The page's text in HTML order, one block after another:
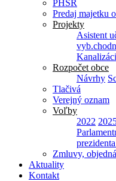
PHSR
Predaj majetku
Projekty
Asistent
Rozpočet obce
Návrhy
Tlačivá
Verejný oznam
Voľby
2022
Zmluvy,
Aktuality
Kontakt